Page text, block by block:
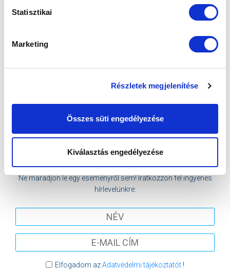
Statisztikai
Marketing
Részletek megjelenítése
Összes süti engedélyezése
Kiválasztás engedélyezése
ÚJ HIDEGKUTI NÁNDOR STADION
MTK BUDAPEST
VS
PUSKÁS AKADÉMIA FC
Ne maradjon le egy eseményről sem! Iratkozzon fel ingyenes
hírlevelünkre:
Elfogadom azAdatvédelmi tájékoztatót!